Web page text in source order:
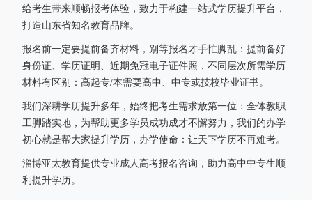
给考生带来顺畅报考体验，致力于构建一站式学历提升平台，
打造山东省知名教育品牌。
报名前一定要提前备齐材料，别等报名才手忙脚乱：提前备好
身份证、学历证明、近期免冠电子证件照，不同层次所需学历
材料有区别：高起专/本需要高中、中专或技校毕业证书。
我们深耕学历提升多年，始终把考生需求放第一位：全体教职
工脚踏实地，为帮助更多学员成功成才不懈努力，我们的办学
初心就是帮大家提升学历，办学使命：让天下学历不再难考。
淄博亚太教育提供专业成人高考报名咨询，助力高中中专生顺
利提升学历。